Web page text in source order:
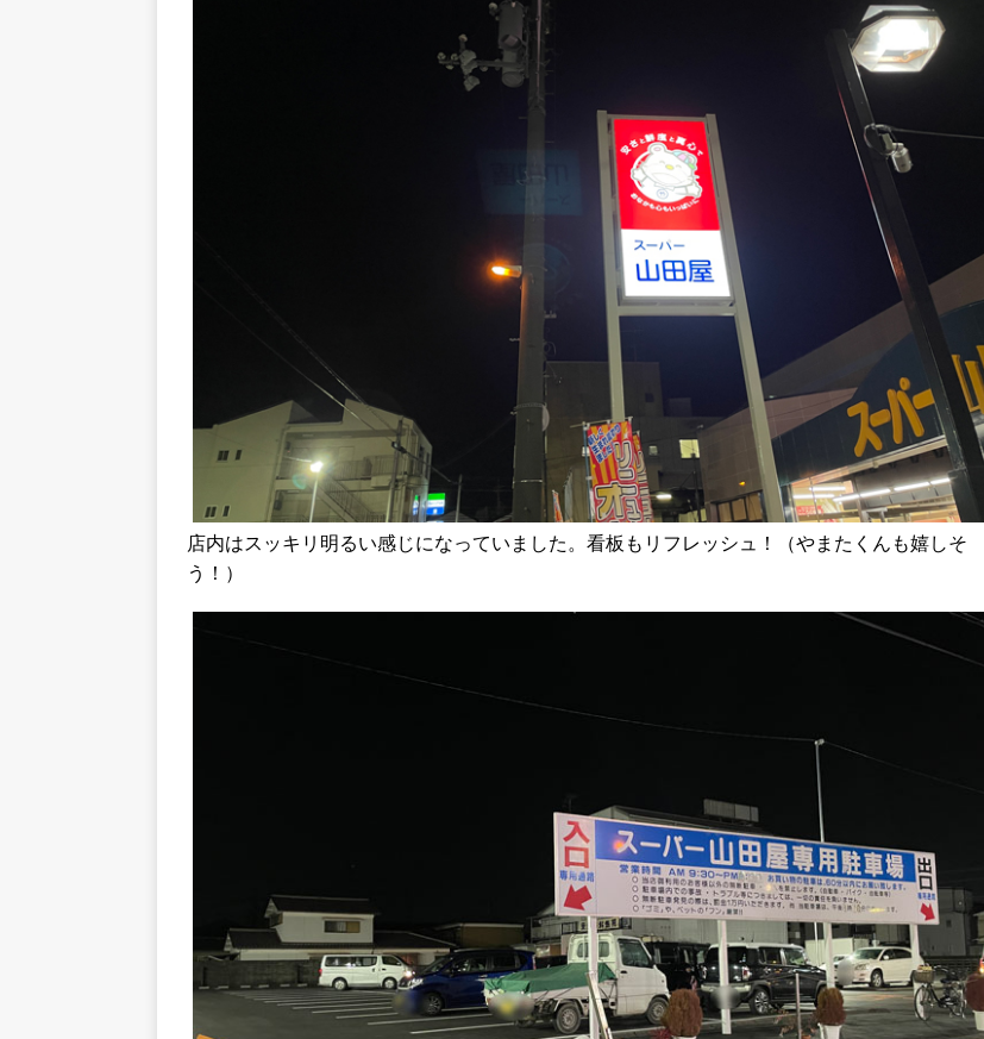
店内はスッキリ明るい感じになっていました。看板もリフレッシュ！（やまたくんも嬉しそ
う！）